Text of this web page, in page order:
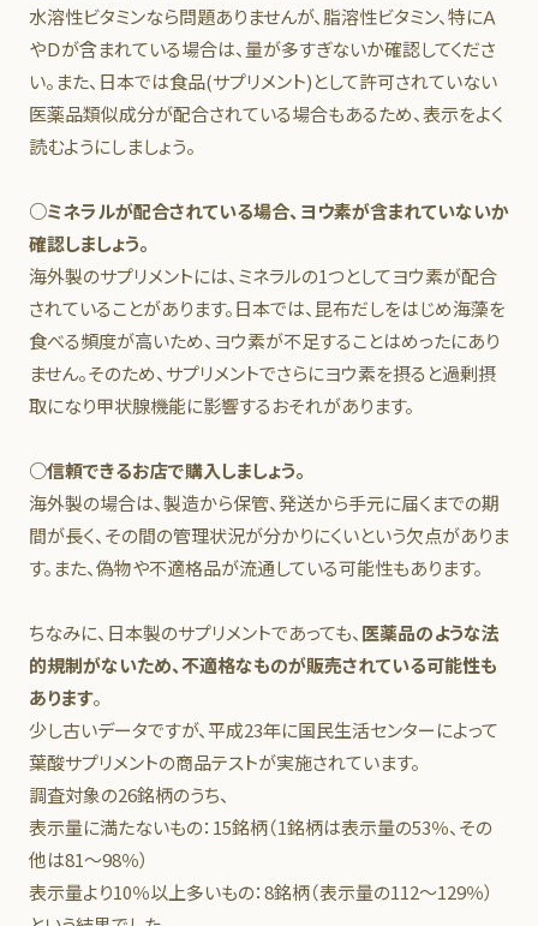
水溶性ビタミンなら問題ありませんが、脂溶性ビタミン、特にＡ
やＤが含まれている場合は、量が多すぎないか確認してくださ
い。また、日本では食品(サプリメント)として許可されていない
医薬品類似成分が配合されている場合もあるため、表示をよく
読むようにしましょう。
○ミネラルが配合されている場合、ヨウ素が含まれていないか
確認しましょう。
海外製のサプリメントには、ミネラルの1つとしてヨウ素が配合
されていることがあります。日本では、昆布だしをはじめ海藻を
食べる頻度が高いため、ヨウ素が不足することはめったにあり
ません。そのため、サプリメントでさらにヨウ素を摂ると過剰摂
取になり甲状腺機能に影響するおそれがあります。
○信頼できるお店で購入しましょう。
海外製の場合は、製造から保管、発送から手元に届くまでの期
間が長く、その間の管理状況が分かりにくいという欠点がありま
す。また、偽物や不適格品が流通している可能性もあります。
ちなみに、日本製のサプリメントであっても、 医薬品のような法
的規制がないため、不適格なものが販売されている可能性も
あります。
少し古いデータですが、平成23年に国民生活センターによって
葉酸サプリメントの商品テストが実施されています。
調査対象の26銘柄のうち、
表示量に満たないもの：15銘柄（1銘柄は表示量の53％、その
他は81～98％）
表示量より10％以上多いもの：8銘柄（表示量の112～129％）